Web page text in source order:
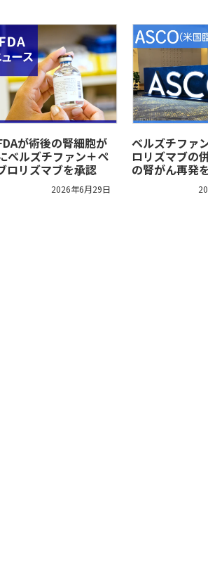
が術後の腎細胞が
ベルズチファン＋ペ
ロリズマブを承認
2026年6月29日
ベルズチファ
ロリズマブの
の腎がん再発